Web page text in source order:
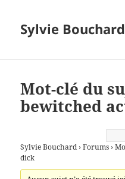
Sylvie Bouchard
Mot-clé du
bewitched
Sylvie Bouchard › Forums ›
dick